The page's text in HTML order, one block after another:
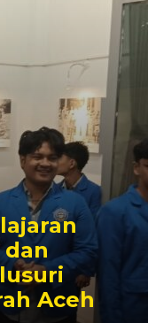
dan
Aceh